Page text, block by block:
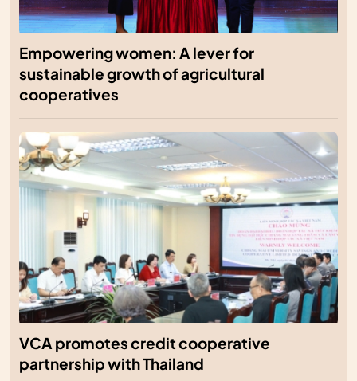
Empowering women: A lever for
sustainable growth of agricultural
cooperatives
VCA promotes credit cooperative
partnership with Thailand